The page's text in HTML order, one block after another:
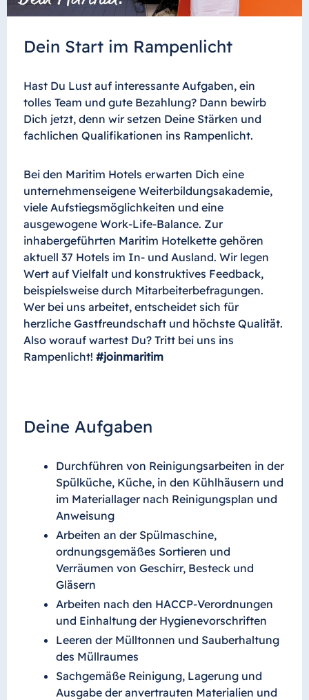
Dein Start im Rampenlicht
Hast Du Lust auf interessante Aufgaben, ein
tolles Team und gute Bezahlung? Dann bewirb
Dich jetzt, denn wir setzen Deine Stärken und
fachlichen Qualifikationen ins Rampenlicht.
Bei den Maritim Hotels erwarten Dich eine
unternehmenseigene Weiterbildungsakademie,
viele Aufstiegsmöglichkeiten und eine
ausgewogene Work-Life-Balance. Zur
inhabergeführten Maritim Hotelkette gehören
aktuell 37 Hotels im In- und Ausland. Wir legen
Wert auf Vielfalt und konstruktives Feedback,
beispielsweise durch Mitarbeiterbefragungen.
Wer bei uns arbeitet, entscheidet sich für
herzliche Gastfreundschaft und höchste Qualität.
Also worauf wartest Du? Tritt bei uns ins
Rampenlicht! #joinmaritim
Deine Aufgaben
Durchführen von Reinigungsarbeiten in der
Spülküche, Küche, in den Kühlhäusern und
im Materiallager nach Reinigungsplan und
Anweisung
Arbeiten an der Spülmaschine,
ordnungsgemäßes Sortieren und
Verräumen von Geschirr, Besteck und
Gläsern
Arbeiten nach den HACCP-Verordnungen
und Einhaltung der Hygienevorschriften
Leeren der Mülltonnen und Sauberhaltung
des Müllraumes
Sachgemäße Reinigung, Lagerung und
Ausgabe der anvertrauten Materialien und